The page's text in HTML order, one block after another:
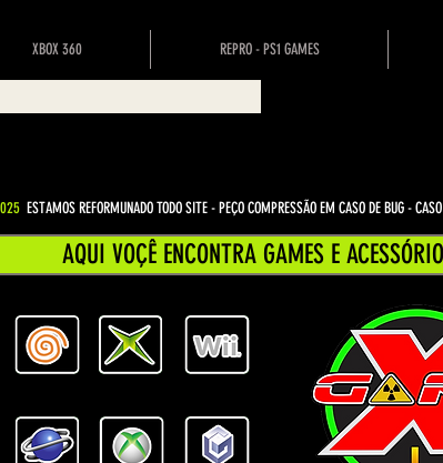
XBOX 360 REPRO - PS1 GAMES
AQUI VOÇÊ ENCONTRA GAMES E
ESTAMOS REFORMUNADO TODO SITE - PEÇO COMPRESSÃO EM CASO DE BUG-